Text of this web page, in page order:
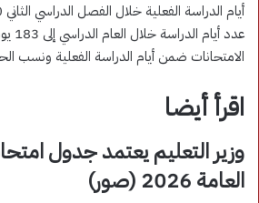
عدد
الامتحانات ضمن أيام الدراسة الفعلية ونسب
اقرأ أيضا
وزير التعليم يعتمد جدول
العامة 2026 (صور)